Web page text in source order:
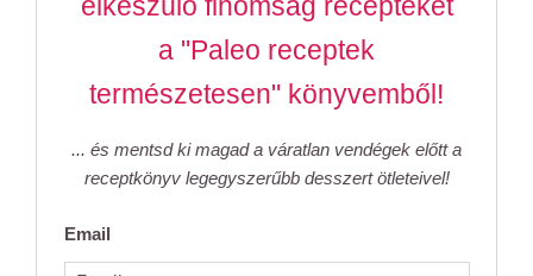
elkészülő finomság recepteket
a "Paleo receptek
természetesen" könyvemből!
... és mentsd ki magad a váratlan vendégek előtt a
receptkönyv legegyszerűbb desszert ötleteivel!
Email